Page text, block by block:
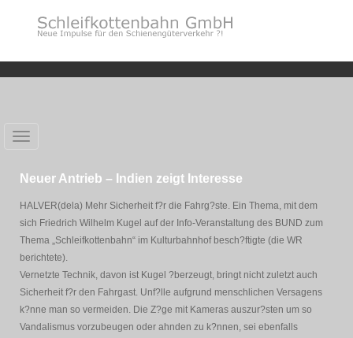
Toggle
Neuer Antrieb – Indien zeigt Interesse
HALVER(dela) Mehr Sicherheit f?r die Fahrg?ste. Ein Thema, mit dem
sich Friedrich Wilhelm Kugel auf der Info-Veranstaltung des BUND zum
Thema „Schleifkottenbahn“ im Kulturbahnhof besch?ftigte (die WR
berichtete).
Vernetzte Technik, davon ist Kugel ?berzeugt, bringt nicht zuletzt auch
Sicherheit f?r den Fahrgast. Unf?lle aufgrund menschlichen Versagens
k?nne man so vermeiden. Die Z?ge mit Kameras auszur?sten um so
Vandalismus vorzubeugen oder ahnden zu k?nnen, sei ebenfalls